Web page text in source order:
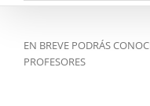
EN BREVE PODRÁS
PROFESORES